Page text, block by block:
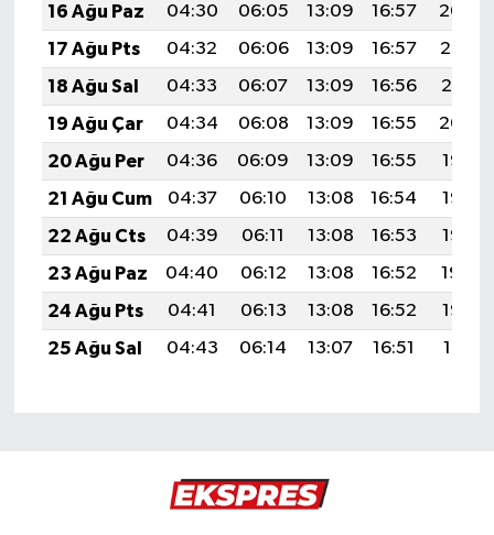
16 Ağu Paz
04:30 06:05 13:09 16:57
20:04
17 Ağu Pts
04:32 06:06 13:09 16:57
20:03
18 Ağu Sal
04:33 06:07 13:09 16:56
20:01
19 Ağu Çar
04:34 06:08 13:09 16:55
20:00
20 Ağu Per
04:36 06:09 13:09 16:55
19:58
21 Ağu Cum
04:37 06:10 13:08 16:54
19:57
22 Ağu Cts
04:39 06:11 13:08 16:53
19:55
23 Ağu Paz
04:40 06:12 13:08 16:52
19:54
24 Ağu Pts
04:41 06:13 13:08 16:52
19:52
25 Ağu Sal
04:43 06:14 13:07 16:51 19:51